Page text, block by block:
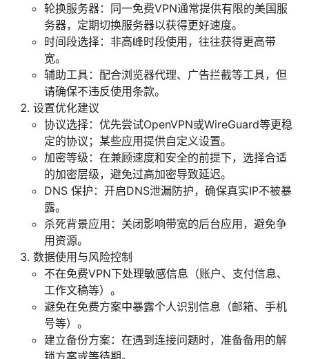
轮换服务器：同一免费VPN通常提供有限的美国服
务器，定期切换服务器以获得更好速度。
时间段选择：非高峰时段使用，往往获得更高带
宽。
辅助工具：配合浏览器代理、广告拦截等工具，但
请确保不违反使用条款。
设置优化建议
协议选择：优先尝试OpenVPN或WireGuard等更稳
定的协议；某些应用提供自定义设置。
加密等级：在兼顾速度和安全的前提下，选择合适
的加密层级，避免过高加密导致延迟。
DNS 保护：开启DNS泄漏防护，确保真实IP不被暴
露。
杀死背景应用：关闭影响带宽的后台应用，避免争
用资源。
数据使用与风险控制
不在免费VPN下处理敏感信息（账户、支付信息、
工作文稿等）。
避免在免费方案中暴露个人识别信息（邮箱、手机
号等）。
建立备份方案：在遇到连接问题时，准备备用的解